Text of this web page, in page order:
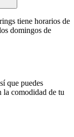
tiene horarios de
domingos de
que puedes
la comodidad de tu